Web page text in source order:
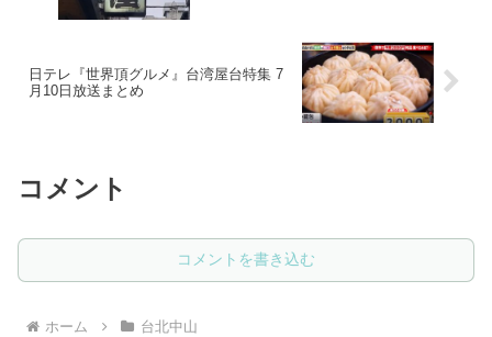
日テレ『世界頂グルメ』台湾屋台特集 7
月10日放送まとめ
コメント
コメントを書き込む
ホーム 台北中山